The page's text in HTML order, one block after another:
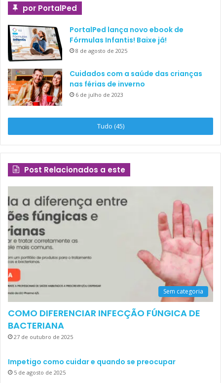
por PortalPed
PortalPed lança novo ebook de
Fórmulas Infantis! Baixe já!
8 de agosto de 2025
Cuidados com a saúde das crianças
nas férias de inverno
6 de julho de 2023
Tudo (45)
Post Relacionados a este
Sem categoria
COMO DIFERENCIAR INFECÇÃO FÚNGICA DE
BACTERIANA
27 de outubro de 2025
Impetigo como cuidar e quando se preocupar
5 de agosto de 2025